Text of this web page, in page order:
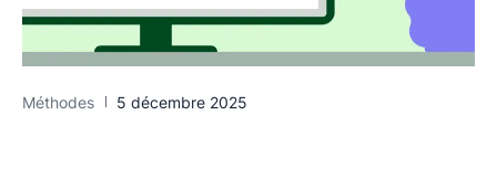
Méthodes 5 décembre 2025